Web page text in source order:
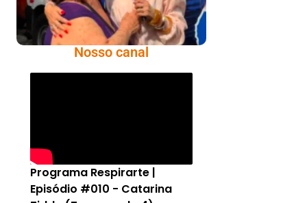
Nosso canal
Programa Respirarte |
Episódio #010 - Catarina